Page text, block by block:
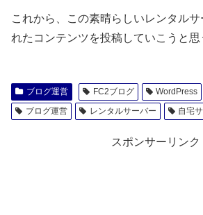
これから、この素晴らしいレンタル
れたコンテンツを投稿していこうと思
ブログ運営 FC2ブログ WordPress
ブログ運営
レンタルサーバー 自宅
スポンサーリンク